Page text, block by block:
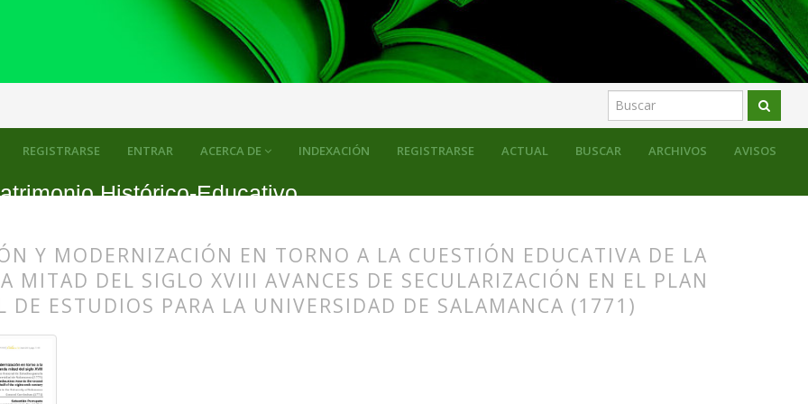
ACERCA DE INDEXACIÓN REGISTRARSE ACTUAL BUSCAR ARCHIVOS AVISOS
REGISTRARSE ENTRAR
Histórico-Educativo
Y MODERNIZACIÓN EN TORNO A LA CUESTIÓN EDUCATIVA DE LA
MITAD DEL SIGLO XVIII AVANCES DE SECULARIZACIÓN EN EL PLAN
DE ESTUDIOS PARA LA UNIVERSIDAD DE SALAMANCA (1771)